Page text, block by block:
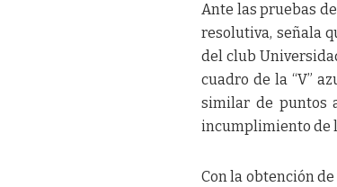
Ante las pruebas
resolutiva, señala
del club
cuadro de la “V”
similar de puntos
incumplimiento de
Con la obtención